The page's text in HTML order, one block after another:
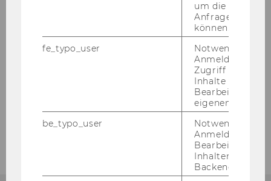
Institute
MCA in the Media
um die Antwort
Anfrage
können.
fe_typo_user
Notwendig für
Anmeldung und
Zugriff auf
Inhalte oder zur
Bearbeitung des
eigenen Profils.
be_typo_user
Notwendig für
Anmeldung und
Bearbeitung von
Inhalten im
Backend.